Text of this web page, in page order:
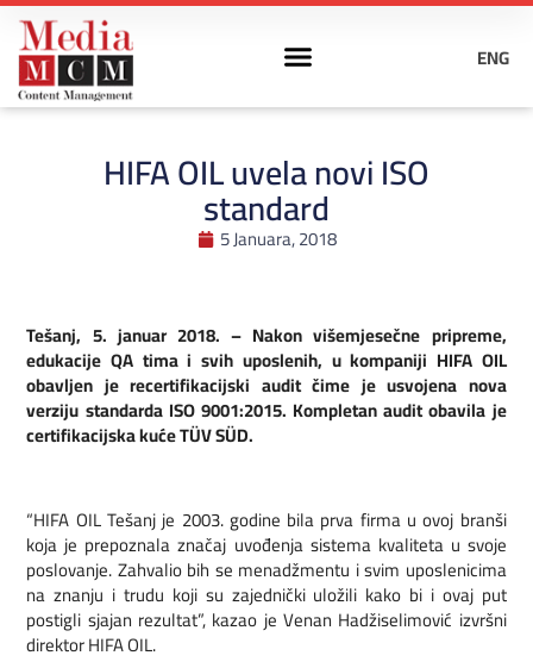
ENG
HIFA OIL uvela novi ISO
standard
5 Januara, 2018
Tešanj, 5. januar 2018. – Nakon višemjesečne pripreme,
edukacije QA tima i svih uposlenih, u kompaniji HIFA OIL
obavljen je recertifikacijski audit čime je usvojena nova
verziju standarda ISO 9001:2015. Kompletan audit obavila je
certifikacijska kuće TÜV SÜD.
“HIFA OIL Tešanj je 2003. godine bila prva firma u ovoj branši
koja je prepoznala značaj uvođenja sistema kvaliteta u svoje
poslovanje. Zahvalio bih se menadžmentu i svim uposlenicima
na znanju i trudu koji su zajednički uložili kako bi i ovaj put
postigli sjajan rezultat”, kazao je Venan Hadžiselimović izvršni
direktor HIFA OIL.